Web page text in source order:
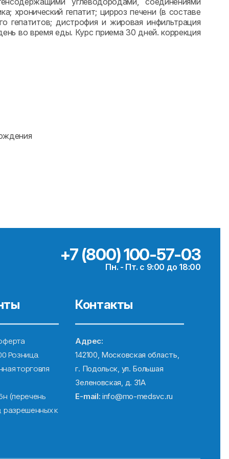
хронический гепатит; цирроз печени (в составе
гепатитов; дистрофия и жировая инфильтрация
во время еды. Курс приема 30 дней. коррекция
+7 (800) 100-57-03
Пн. - Пт. с 9:00 до 18:00
Розница.
торговля
(перечень
разрешенных к
Контакты
Адрес:
142100, Московская область,
г. Подольск, ул. Большая
Зеленовская, д. 31А
E-mail: info@mo-medsvc.ru